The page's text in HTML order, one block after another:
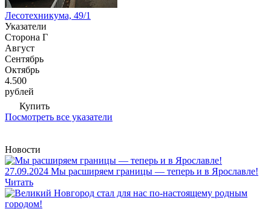
Лесотехникума, 49/1
Указатели
Сторона Г
Август
Сентябрь
Октябрь
4.500
рублей
Купить
Посмотреть все указатели
Новости
27.09.2024 Мы расширяем границы — теперь и в Ярославле!
Читать